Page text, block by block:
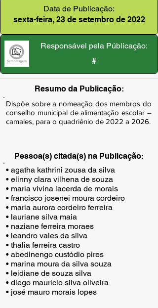
Data de Publicação:
sexta-feira, 23 de setembro de 2022
Responsável pela Públicação:
#
Resumo da Publicação:
Dispõe sobre a nomeação dos membros do
conselho municipal de alimentação escolar –
camales, para o quadriênio de 2022 a 2026.
Pessoa(s) citada(s) na Publicação:
• agatha kathrini zousa da silva
• elinny clara vilhena de souza
• maria vivina lacerda de morais
• francisco josenei moura cordeiro
• maria aurora cordeiro ferreira
• lauriane silva maia
• naziane ferreira moraes
• leandro vales da silva
• thalia ferreira castro
• abedinengo custódio pires
• marina moura da silva souza
• leidiane de souza silva
• diego mauricio silva oliveira
• josé mauro morais lopes